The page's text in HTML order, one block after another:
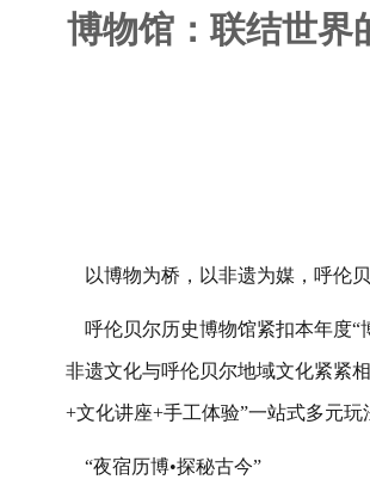
博物馆：联结世界
以博物为桥，以非遗为媒，呼伦
呼伦贝尔历史博物馆紧扣本年度“
非遗文化与呼伦贝尔地域文化紧紧
+文化讲座+手工体验”一站式多元玩
“夜宿历博•探秘古今”